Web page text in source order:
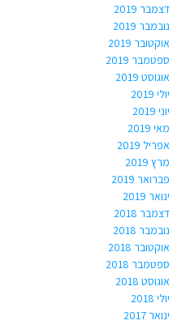
דצמבר 2019
נובמבר 2019
אוקטובר 2019
ספטמבר 2019
אוגוסט 2019
יולי 2019
יוני 2019
מאי 2019
אפריל 2019
מרץ 2019
פברואר 2019
ינואר 2019
דצמבר 2018
נובמבר 2018
אוקטובר 2018
ספטמבר 2018
אוגוסט 2018
יולי 2018
ינואר 2017